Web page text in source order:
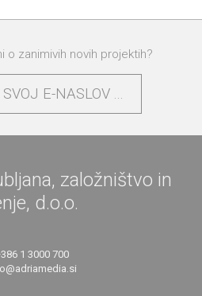
o zanimivih novih projektih?
E-NASLOV ...
založništvo in
d.o.o.
1 3000 700